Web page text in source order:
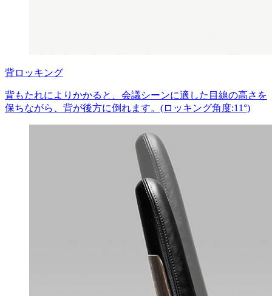
背ロッキング
背もたれによりかかると、会議シーンに適した目線の高さを
保ちながら、背が後方に倒れます。(ロッキング角度:11°)